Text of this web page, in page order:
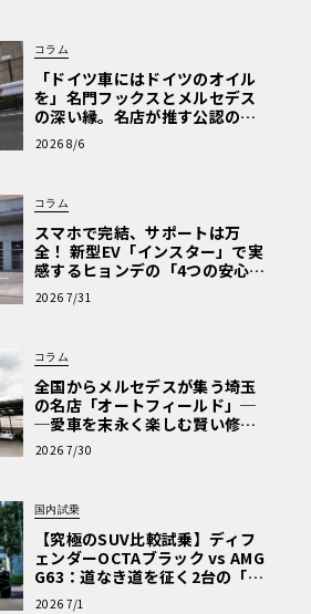
コラム
「ドイツ車にはドイツのオイル
を」名門フックスとメルセデス
の深い縁。名店が推す公認の安
心と、Cクラスで味わうシルキー
な走り〈PR〉
2026 8/6
コラム
スマホで完結、サポートは万
全！ 新型EV「インスター」で実
感するヒョンデの「4つの安心」
【第1回・ヒョンデ6つの疑問：
Why? Hyundai?】〈PR〉
2026 7/31
コラム
全国からメルセデスが集う埼玉
の名店「オートフィールド」─
─愛車を末永く楽しむ賢い修理
術と、プロがフックス製オイル
を選ぶ理由〈PR〉
2026 7/30
国内試乗
【究極のSUV比較試乗】ディフ
ェンダーOCTAブラック vs AMG
G63：道なき道を征く2台の「対
極的アプローチ」
2026 7/1